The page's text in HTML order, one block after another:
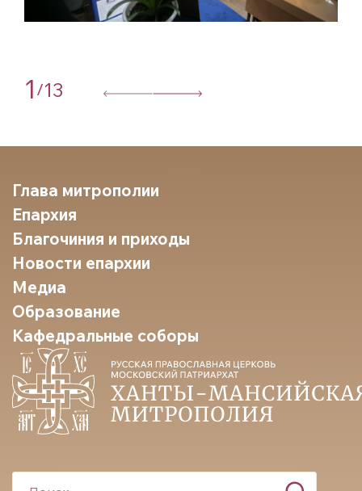
1 /13
Глава митрополии
Епархия
Благочиния и приходы
Новости епархии
Медиа
Образование
Кафедральные соборы